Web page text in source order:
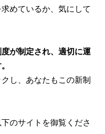
めているか、気にして
が制定され、適切に運
し、あなたもこの新制
のサイトを御覧くださ